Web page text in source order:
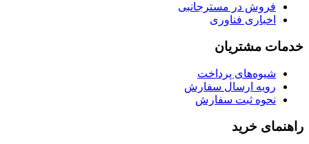
فروش در مسترجانبی
اخباری فناوری
خدمات مشتریان
شیوه‌های پرداخت
رویه ارسال سفارش
نحوه ثبت سفارش
راهنمای خرید